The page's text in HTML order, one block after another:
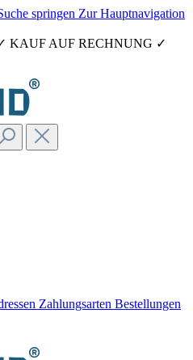
springen Zur Hauptnavigation
KAUF AUF RECHNUNG ✓
Zahlungsarten Bestellungen